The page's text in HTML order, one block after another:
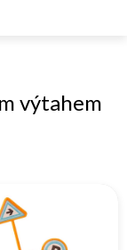
výtahem